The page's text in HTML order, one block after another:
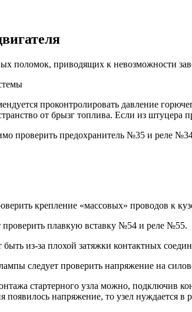
поломок, приводящих к невозможности
проконтролировать давление
от брызг топлива. Если из штуцера
проверить предохранитель №35 и реле
крепление «массовых» проводов к
проверить плавкую вставку №54 и реле №55.
из-за плохой затяжки контактных
следует проверить напряжение на
стартерного узла можно, подключив
напряжение, то узел нуждается в